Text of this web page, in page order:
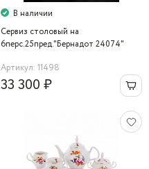
В наличии
Сервиз столовый на
6перс.25пред."Бернадот 24074"
Артикул: 11498
33 300 ₽